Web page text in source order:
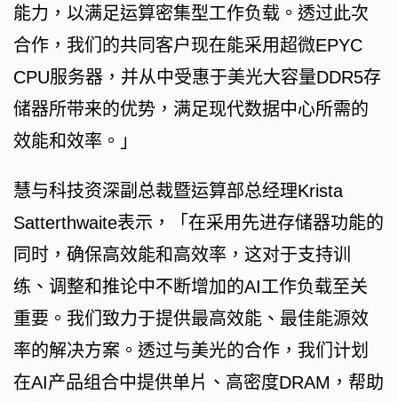
能力，以满足运算密集型工作负载。透过此次
合作，我们的共同客户现在能采用超微EPYC
CPU服务器，并从中受惠于美光大容量DDR5存
储器所带来的优势，满足现代数据中心所需的
效能和效率。」
慧与科技资深副总裁暨运算部总经理Krista
Satterthwaite表示，「在采用先进存储器功能的
同时，确保高效能和高效率，这对于支持训
练、调整和推论中不断增加的AI工作负载至关
重要。我们致力于提供最高效能、最佳能源效
率的解决方案。透过与美光的合作，我们计划
在AI产品组合中提供单片、高密度DRAM，帮助